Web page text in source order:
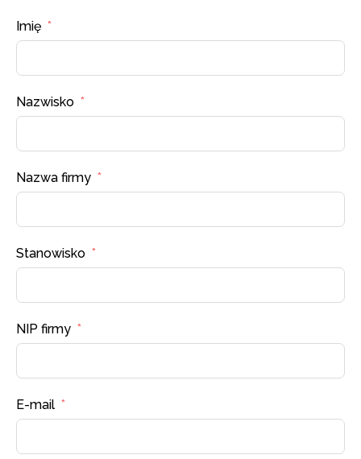
Imię
Nazwisko
Nazwa firmy
Stanowisko
NIP firmy
E-mail